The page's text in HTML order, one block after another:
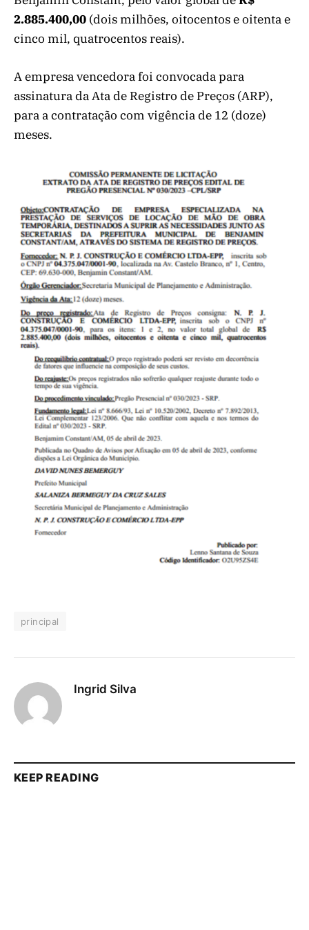
2.885.400,00 (dois milhões, oitocentos e oitenta e
cinco mil, quatrocentos reais).
A empresa vencedora foi convocada para
assinatura da Ata de Registro de Preços (ARP),
para a contratação com vigência de 12 (doze)
meses.
principal
Ingrid Silva
KEEP READING